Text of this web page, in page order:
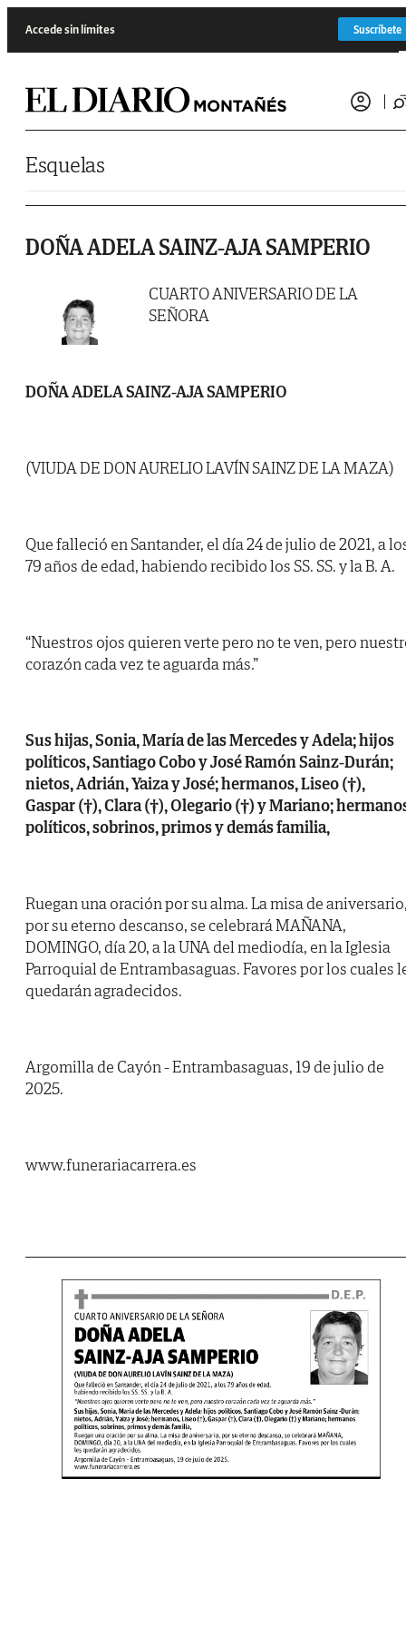
Accede sin límites Suscríbete
Esquelas
DOÑA ADELA SAINZ-AJA SAMPERIO
CUARTO ANIVERSARIO DE LA
SEÑORA
DOÑA ADELA SAINZ-AJA SAMPERIO
(VIUDA DE DON AURELIO LAVÍN SAINZ DE LA MAZA)
Que falleció en Santander, el día 24 de julio de 2021, a
79 años de edad, habiendo recibido los SS. SS. y la B. A.
“Nuestros ojos quieren verte pero no te ven, pero
corazón cada vez te aguarda más.”
Sus hijas, Sonia, María de las Mercedes y Adela; hijos
políticos, Santiago Cobo y José Ramón Sainz-Durán;
nietos, Adrián, Yaiza y José; hermanos, Liseo (†),
Gaspar (†), Clara (†), Olegario (†) y Mariano;
políticos, sobrinos, primos y demás familia,
Ruegan una oración por su alma. La misa de
por su eterno descanso, se celebrará MAÑANA,
DOMINGO, día 20, a la UNA del mediodía, en la Iglesia
Parroquial de Entrambasaguas. Favores por los cuales
quedarán agradecidos.
Argomilla de Cayón - Entrambasaguas, 19 de julio de
2025.
www.funerariacarrera.es